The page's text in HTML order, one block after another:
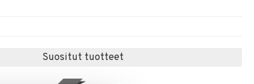
Suositut tuotteet